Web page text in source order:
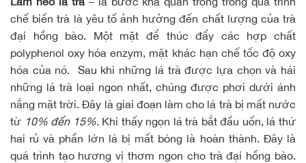
chế biến trà là yêu tố ảnh hưởng đến chất lượng của trà
đại hồng bào. Một mặt để thúc đẩy các hợp chất
polyphenol oxy hóa enzym, mặt khác hạn chế tốc độ oxy
hóa của nó. Sau khi những lá trà được lựa chọn và hái
những lá trà loại ngon nhất, chúng được phơi dưới ánh
nắng mặt trời. Đây là giai đoạn làm cho lá trà bị mất nước
từ 10% đến 15%. Khi thấy ngọn lá trà bắt đầu uốn, lá thứ
hai rủ và phần lớn lá bị mất bóng là hoàn thành. Đây là
quá trình tạo hương vị thơm ngon cho trà đại hồng bào.